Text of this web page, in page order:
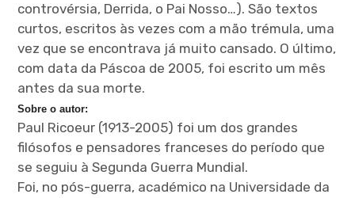
controvérsia, Derrida, o Pai Nosso…). São textos
curtos, escritos às vezes com a mão trémula, uma
vez que se encontrava já muito cansado. O último,
com data da Páscoa de 2005, foi escrito um mês
antes da sua morte.
Sobre o autor:
Paul Ricoeur (1913-2005) foi um dos grandes
filósofos e pensadores franceses do período que
se seguiu à Segunda Guerra Mundial.
Foi, no pós-guerra, académico na Universidade da